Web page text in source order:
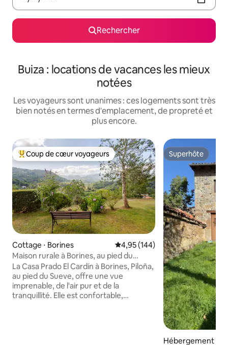
Rechercher
Buiza : locations de vacances les mieux
notées
Les voyageurs sont unanimes : ces logements sont très
bien notés en termes d'emplacement, de propreté et
plus encore.
Coups de cœur voyageurs les plus appréciés
Coup de cœur voyageurs
Cottage ⋅ Borines Évaluation moyenne sur la
4,95 (144)
Maison rurale à Borines, au pied du
Sueve avec vue
La Casa Prado El Cardín à Borines, Piloña,
au pied du Sueve, offre une vue
imprenable, de l'air pur et de la
tranquillité. Elle est confortable,
Superhôte
Superhôte
Hébergement ⋅